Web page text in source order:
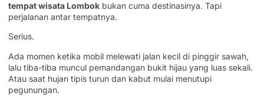
tempat wisata Lombok bukan cuma destinasinya. Tapi
perjalanan antar tempatnya.
Serius.
Ada momen ketika mobil melewati jalan kecil di pinggir sawah,
lalu tiba-tiba muncul pemandangan bukit hijau yang luas sekali.
Atau saat hujan tipis turun dan kabut mulai menutupi
pegunungan.